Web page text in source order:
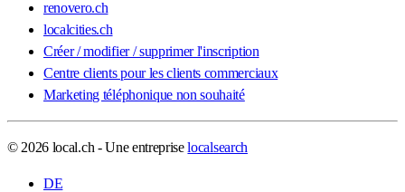
renovero.ch
localcities.ch
Créer / modifier / supprimer l'inscription
Centre clients pour les clients commerciaux
Marketing téléphonique non souhaité
© 2026 local.ch - Une entrepriselocalsearch
DE